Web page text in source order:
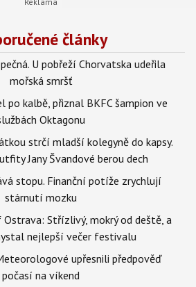
články
U pobřeží Chorvatska udeřila
mořská smršť
po kalbě, přiznal BKFC šampion ve
Oktagonu
strčí mladší kolegyně do kapsy.
Jany Švandové berou dech
stopu. Finanční potíže zrychlují
stárnutí mozku
Ostrava: Střízlivý, mokrý od deště, a
nejlepší večer festivalu
upřesnili předpověď
počasí na víkend